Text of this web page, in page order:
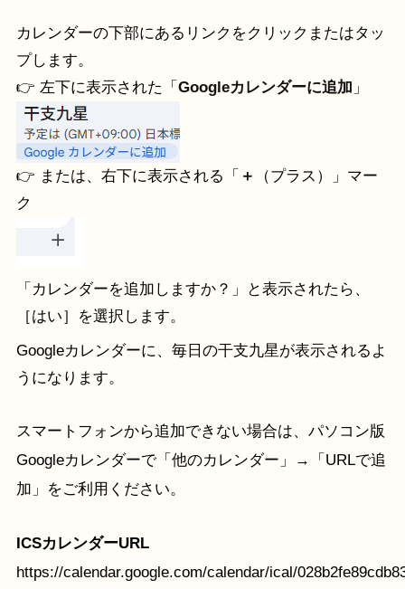
カレンダーの下部にあるリンクをクリックまたはタッ
プします。
👉 左下に表示された「 Googleカレンダーに追加 」
👉 または、右下に表示される「 ＋
（プラス）」マー
ク
「カレンダーを追加しますか？」と表示されたら、
［はい］を選択します。
Googleカレンダーに、毎日の干支九星が表示されるよ
うになります。
スマートフォンから追加できない場合は、パソコン版
Googleカレンダーで「他のカレンダー」→「URLで追
加」をご利用ください。
ICSカレンダーURL
https://calendar.google.com/calendar/ical/